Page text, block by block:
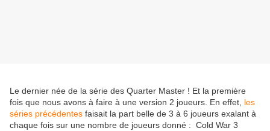
Le dernier née de la série des Quarter Master ! Et la première
fois que nous avons à faire à une version 2 joueurs. En effet, les
séries précédentes faisait la part belle de 3 à 6 joueurs exalant à
chaque fois sur une nombre de joueurs donné : Cold War 3